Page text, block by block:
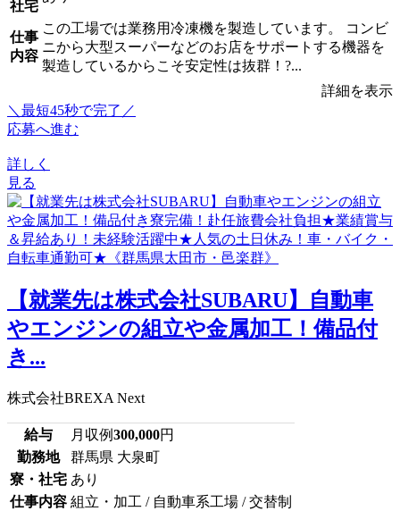
社宅
仕事
内容
この工場では業務用冷凍機を製造しています。 コンビ
ニから大型スーパーなどのお店をサポートする機器を
製造しているからこそ安定性は抜群！?...
詳細を表示
＼最短45秒で完了／
応募へ進む
詳しく
見る
【就業先は株式会社SUBARU】自動車
やエンジンの組立や金属加工！備品付
き...
株式会社BREXA Next
給与 月収例300,000円
勤務地
群馬県 大泉町
寮・社宅 あり
仕事内容 組立・加工 / 自動車系工場 / 交替制